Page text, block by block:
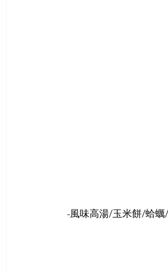
-風味高湯/玉米餅/蛤蠣